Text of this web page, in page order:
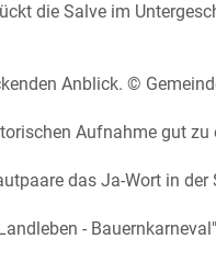
die Salve im
Anblick. ©
Aufnahme gut
das Ja-Wort in
-